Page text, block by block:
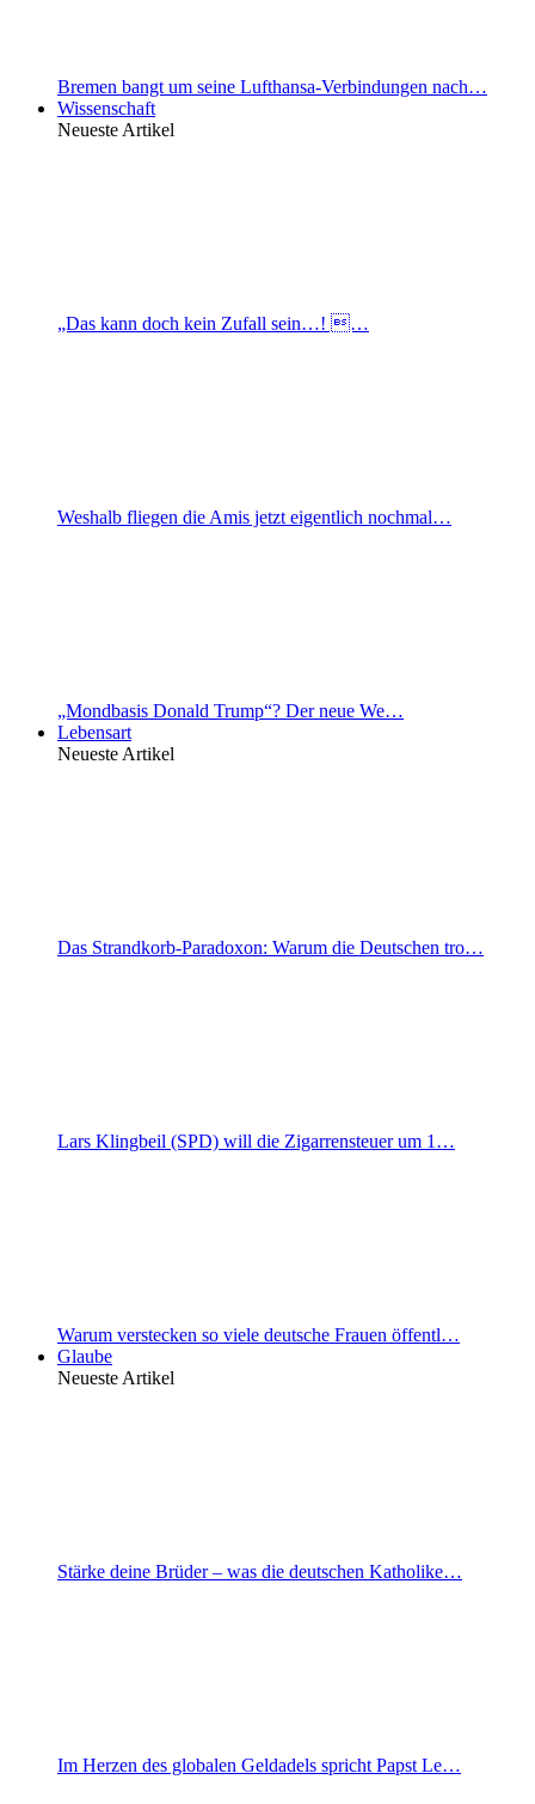
Bremen bangt um seine Lufthansa-Verbindungen nach…
Wissenschaft
Neueste Artikel
„Das kann doch kein Zufall sein…! …
Weshalb fliegen die Amis jetzt eigentlich nochmal…
„Mondbasis Donald Trump“? Der neue We…
Lebensart
Neueste Artikel
Das Strandkorb-Paradoxon: Warum die Deutschen tro…
Lars Klingbeil (SPD) will die Zigarrensteuer um 1…
Warum verstecken so viele deutsche Frauen öffentl…
Glaube
Neueste Artikel
Stärke deine Brüder – was die deutschen Katholike…
Im Herzen des globalen Geldadels spricht Papst Le…